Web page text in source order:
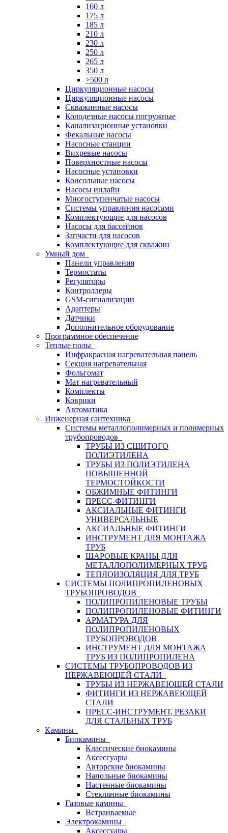
160 л
175 л
185 л
210 л
230 л
250 л
265 л
350 л
>500 л
Циркуляционные насосы
Циркуляционные насосы
Скважинные насосы
Колодезные насосы погружные
Канализационные установки
Фекальные насосы
Насосные станции
Вихревые насосы
Поверхностные насосы
Насосные установки
Консольные насосы
Насосы инлайн
Многоступенчатые насосы
Системы управления насосами
Комплектующие для насосов
Насосы для бассейнов
Запчасти для насосов
Комплектующие для скважин
Умный дом
Панели управления
Термостаты
Регуляторы
Контроллеры
GSM-сигнализации
Адаптеры
Датчики
Дополнительное оборудование
Программное обеспечение
Теплые полы
Инфракрасная нагревательная панель
Секция нагревательная
Фольгомат
Мат нагревательный
Комплекты
Коврики
Автоматика
Инженерная сантехника
Системы металлополимерных и полимерных
трубопроводов
ТРУБЫ ИЗ СШИТОГО
ПОЛИЭТИЛЕНА
ТРУБЫ ИЗ ПОЛИЭТИЛЕНА
ПОВЫШЕННОЙ
ТЕРМОСТОЙКОСТИ
ОБЖИМНЫЕ ФИТИНГИ
ПРЕСС-ФИТИНГИ
АКСИАЛЬНЫЕ ФИТИНГИ
УНИВЕРСАЛЬНЫЕ
АКСИАЛЬНЫЕ ФИТИНГИ
ИНСТРУМЕНТ ДЛЯ МОНТАЖА
ТРУБ
ШАРОВЫЕ КРАНЫ ДЛЯ
МЕТАЛЛОПОЛИМЕРНЫХ ТРУБ
ТЕПЛОИЗОЛЯЦИЯ ДЛЯ ТРУБ
СИСТЕМЫ ПОЛИПРОПИЛЕНОВЫХ
ТРУБОПРОВОДОВ
ПОЛИПРОПИЛЕНОВЫЕ ТРУБЫ
ПОЛИПРОПИЛЕНОВЫЕ ФИТИНГИ
АРМАТУРА ДЛЯ
ПОЛИПРОПИЛЕНОВЫХ
ТРУБОПРОВОДОВ
ИНСТРУМЕНТ ДЛЯ МОНТАЖА
ТРУБ ИЗ ПОЛИПРОПИЛЕНА
СИСТЕМЫ ТРУБОПРОВОДОВ ИЗ
НЕРЖАВЕЮЩЕЙ СТАЛИ
ТРУБЫ ИЗ НЕРЖАВЕЮЩЕЙ СТАЛИ
ФИТИНГИ ИЗ НЕРЖАВЕЮЩЕЙ
СТАЛИ
ПРЕСС-ИНСТРУМЕНТ, РЕЗАКИ
ДЛЯ СТАЛЬНЫХ ТРУБ
Камины
Биокамины
Классические биокамины
Аксессуары
Авторские биокамины
Напольные биокамины
Настенные биокамины
Стеклянные биокамины
Газовые камины
Встраиваемые
Электрокамины
Аксессуары